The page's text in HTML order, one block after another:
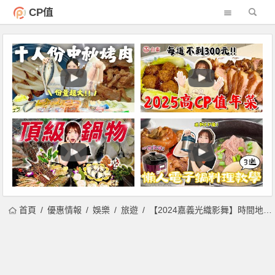
CP值
首頁 優惠情報 娛樂 旅遊 【2024嘉義光織影舞】時間地點/光影秀/北香湖公園活動/交通，免費光影藝術展！